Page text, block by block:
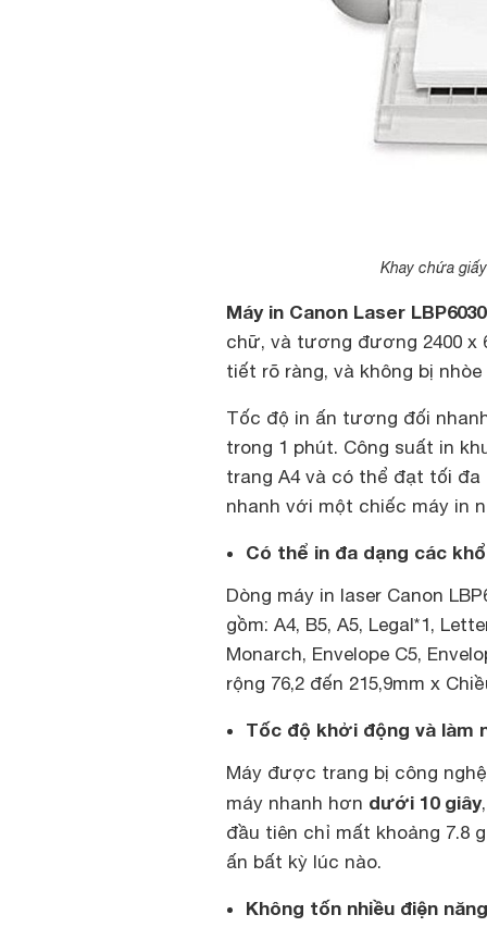
Khay chứa
Máy in Canon Laser LBP6030
chữ, và tương đương 2400 x
tiết rõ ràng, và không bị
Tốc độ in ấn tương đối
trong 1 phút. Công suất in
trang A4 và có thể đạt tối
nhanh với một chiếc máy in
Có thể in đa dạng các
Dòng máy in laser Canon
gồm: A4, B5, A5, Legal*1,
Monarch, Envelope C5,
rộng 76,2 đến 215,9mm x
Tốc độ khởi động và làm
Máy được trang bị công
máy nhanh hơn dưới 10 giây
đầu tiên chỉ mất khoảng 7.8
ấn bất kỳ lúc nào.
Không tốn nhiều điện năng